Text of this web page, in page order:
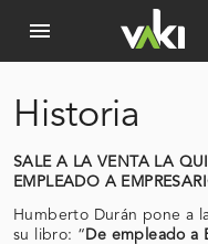
menu
Historia
SALE A LA VENTA LA
EMPLEADO A
Humberto Durán pone a
su libro: “ De empleado a